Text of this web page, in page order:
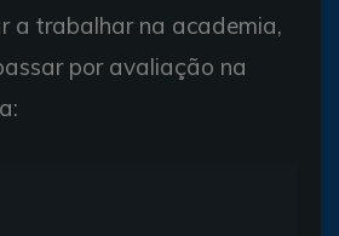
a trabalhar na academia,
por avaliação na